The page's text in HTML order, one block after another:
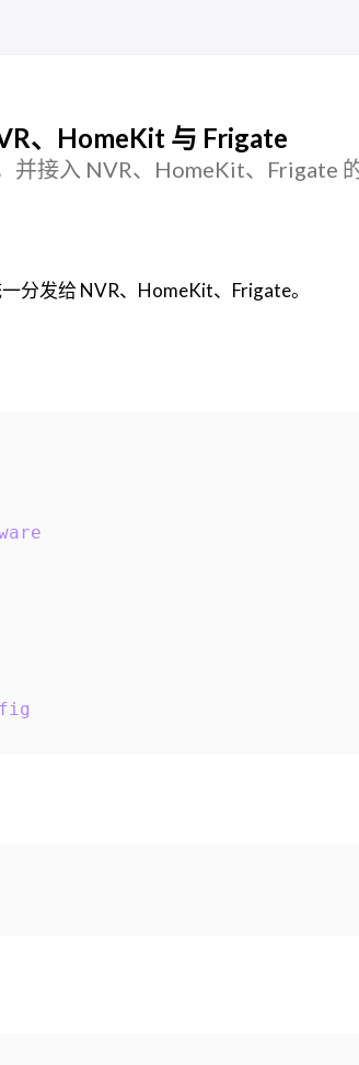
、HomeKit 与 Frigate
并接入 NVR、HomeKit、Frigate
分发给 NVR、HomeKit、Frigate。